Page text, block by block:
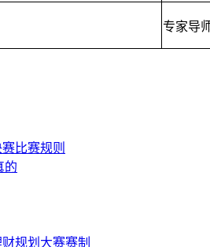
专家导
比赛规则
的
规划大赛赛制